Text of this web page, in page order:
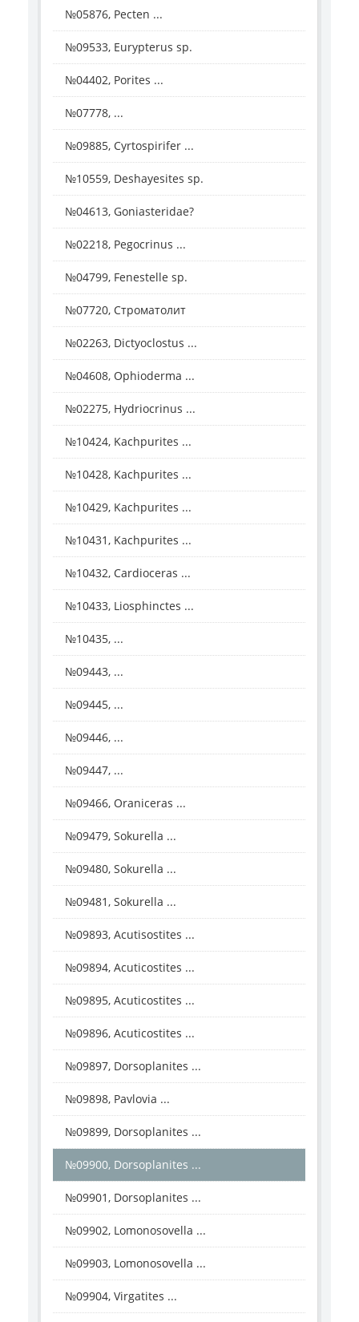
№05876, Pecten ...
№09533, Eurypterus sp.
№04402, Porites ...
№07778, ...
№09885, Cyrtospirifer ...
№10559, Deshayesites sp.
№04613, Goniasteridae?
№02218, Pegocrinus ...
№04799, Fenestelle sp.
№07720, Строматолит
№02263, Dictyoclostus ...
№04608, Ophioderma ...
№02275, Hydriocrinus ...
№10424, Kachpurites ...
№10428, Kachpurites ...
№10429, Kachpurites ...
№10431, Kachpurites ...
№10432, Cardioceras ...
№10433, Liosphinctes ...
№10435, ...
№09443, ...
№09445, ...
№09446, ...
№09447, ...
№09466, Oraniceras ...
№09479, Sokurella ...
№09480, Sokurella ...
№09481, Sokurella ...
№09893, Acutisostites ...
№09894, Acuticostites ...
№09895, Acuticostites ...
№09896, Acuticostites ...
№09897, Dorsoplanites ...
№09898, Pavlovia ...
№09899, Dorsoplanites ...
№09900, Dorsoplanites ...
№09901, Dorsoplanites ...
№09902, Lomonosovella ...
№09903, Lomonosovella ...
№09904, Virgatites ...